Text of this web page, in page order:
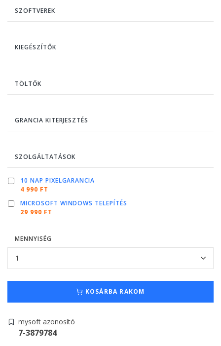
SZOFTVEREK
KIEGÉSZÍTŐK
TÖLTŐK
GRANCIA KITERJESZTÉS
SZOLGÁLTATÁSOK
10 NAP PIXELGARANCIA
4 990 FT
MICROSOFT WINDOWS TELEPÍTÉS
29 990 FT
MENNYISÉG
KOSÁRBA RAKOM
mysoft azonosító
7-3879784